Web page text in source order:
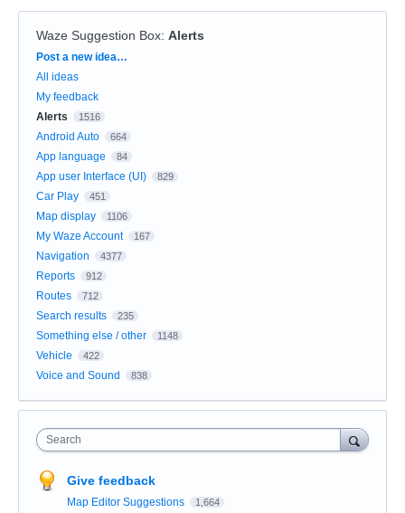
Waze Suggestion Box: Alerts
Categories
Post a new idea…
All ideas
My feedback
Alerts
1516
Android Auto 664
App language 84
App user Interface (UI) 829
Car Play 451
Map display 1106
My Waze Account 167
Navigation 4377
Reports 912
Routes 712
Search results 235
Something else / other 1148
Vehicle 422
Voice and Sound 838
Search
Give feedback
Map Editor Suggestions 1,664